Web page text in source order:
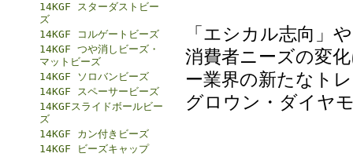
14KGF スターダストビー
ズ
14KGF コルゲートビーズ
14KGF つや消しビーズ・
マットビーズ
14KGF ソロバンビーズ
14KGF スペーサービーズ
14KGFスライドボールビー
ズ
14KGF カン付きビーズ
14KGF ビーズキャップ
「エシカル志向」
消費者ニーズの変
ー業界の新たなト
グロウン・ダイヤ